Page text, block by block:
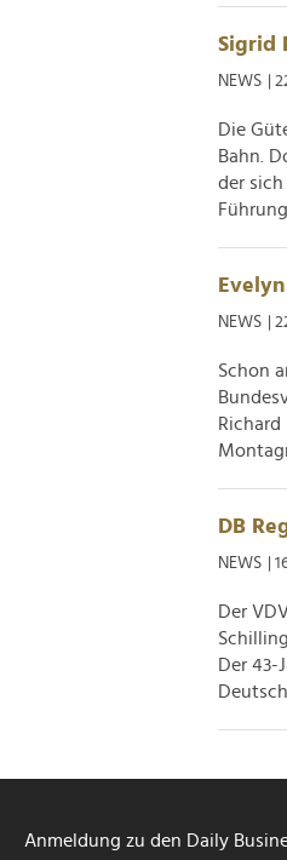
Sigrid
NEWS |
Die
Bahn.
der
NEWS |
Schon
DB
NEWS |
Der
Der 43-
Anmeldung zu den Daily